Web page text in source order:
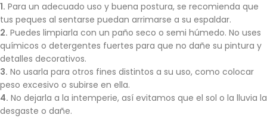
1. Para un adecuado uso y buena postura, se recomienda que
tus peques al sentarse puedan arrimarse a su espaldar.
2. Puedes limpiarla con un paño seco o semi húmedo. No uses
químicos o detergentes fuertes para que no dañe su pintura y
detalles decorativos.
3. No usarla para otros fines distintos a su uso, como colocar
peso excesivo o subirse en ella.
4. No dejarla a la intemperie, así evitamos que el sol o la lluvia la
desgaste o dañe.